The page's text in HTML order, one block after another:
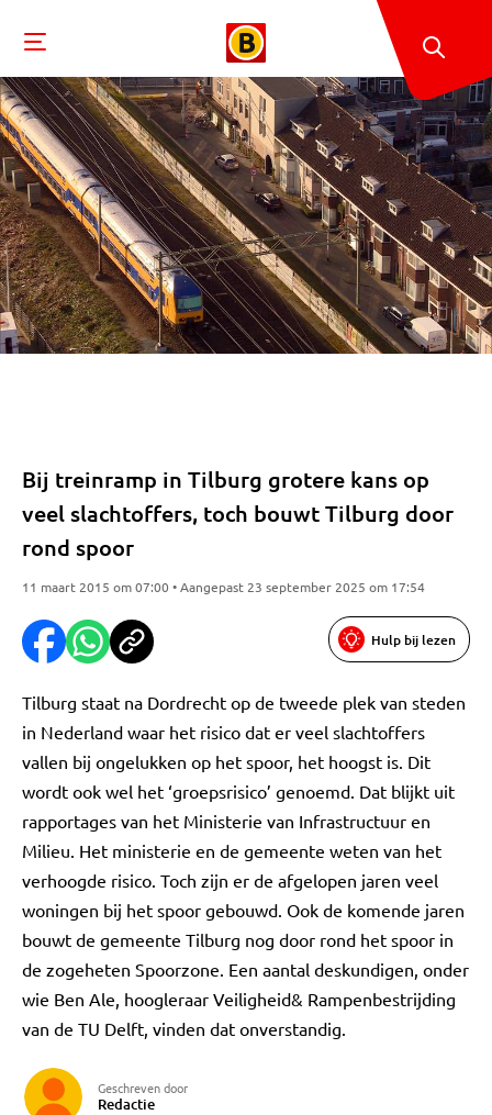
Bij treinramp in Tilburg grotere kans op
veel slachtoffers, toch bouwt Tilburg door
rond spoor
11 maart 2015 om 07:00 • Aangepast 23 september 2025 om 17:54
Hulp bij lezen
Tilburg staat na Dordrecht op de tweede plek van steden
in Nederland waar het risico dat er veel slachtoffers
vallen bij ongelukken op het spoor, het hoogst is. Dit
wordt ook wel het ‘groepsrisico’ genoemd. Dat blijkt uit
rapportages van het Ministerie van Infrastructuur en
Milieu. Het ministerie en de gemeente weten van het
verhoogde risico. Toch zijn er de afgelopen jaren veel
woningen bij het spoor gebouwd. Ook de komende jaren
bouwt de gemeente Tilburg nog door rond het spoor in
de zogeheten Spoorzone. Een aantal deskundigen, onder
wie Ben Ale, hoogleraar Veiligheid& Rampenbestrijding
van de TU Delft, vinden dat onverstandig.
Geschreven door
Redactie